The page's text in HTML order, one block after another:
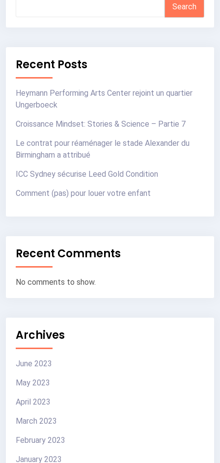
Search
Recent Posts
Heymann Performing Arts Center rejoint un quartier
Ungerboeck
Croissance Mindset: Stories & Science – Partie 7
Le contrat pour réaménager le stade Alexander du
Birmingham a attribué
ICC Sydney sécurise Leed Gold Condition
Comment (pas) pour louer votre enfant
Recent Comments
No comments to show.
Archives
June 2023
May 2023
April 2023
March 2023
February 2023
January 2023